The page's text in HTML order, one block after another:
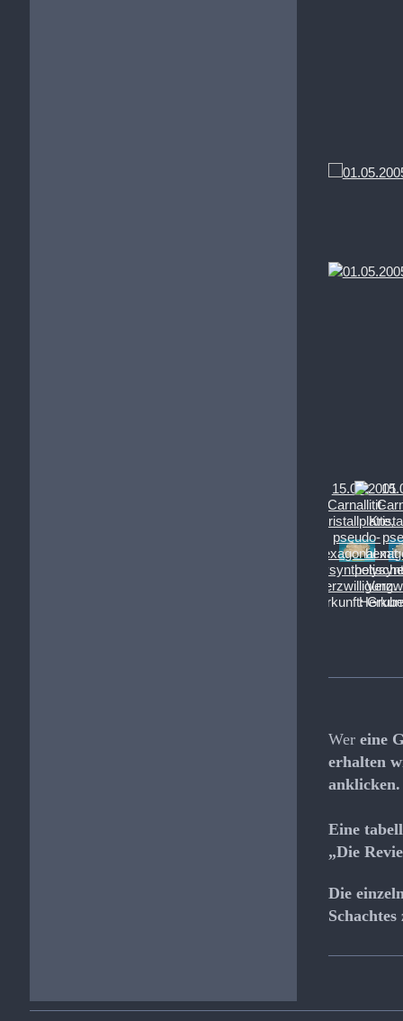
Wer eine
erhalten
anklicken.
Eine
„Die
Die